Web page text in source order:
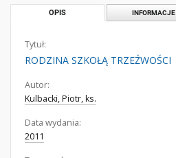
OPIS INFORMACJE
Tytuł:
RODZINA SZKOŁĄ TRZEŹWOŚCI
Autor:
Kulbacki, Piotr, ks.
Data wydania:
2011